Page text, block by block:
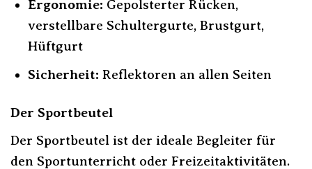
Ergonomie: Gepolsterter Rücken,
verstellbare Schultergurte, Brustgurt,
Hüftgurt
Sicherheit: Reflektoren an allen Seiten
Der Sportbeutel
Der Sportbeutel ist der ideale Begleiter für
den Sportunterricht oder Freizeitaktivitäten.